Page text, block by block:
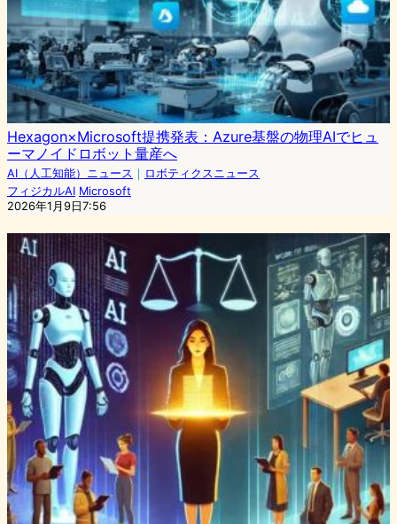
Hexagon×Microsoft提携発表：Azure基盤の物理AIでヒュ
ーマノイドロボット量産へ
AI（人工知能）ニュース ｜ ロボティクスニュース
フィジカルAI Microsoft
2026年1月9日7:56